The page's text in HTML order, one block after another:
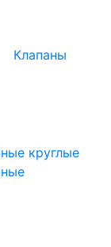
Клапаны
круглые